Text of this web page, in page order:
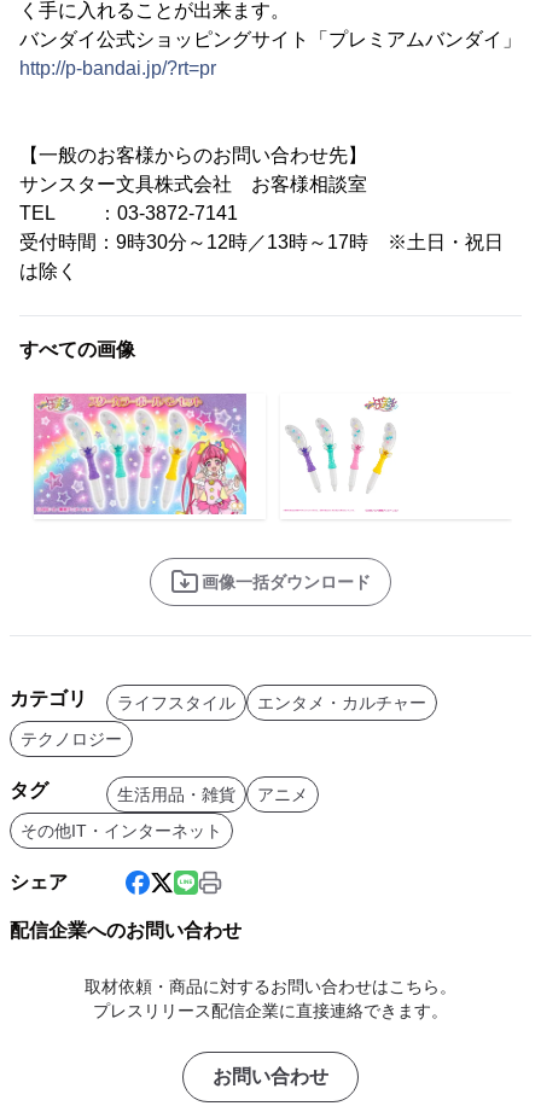
く手に入れることが出来ます。
バンダイ公式ショッピングサイト「プレミアムバンダイ」
http://p-bandai.jp/?rt=pr
【一般のお客様からのお問い合わせ先】
サンスター文具株式会社 お客様相談室
TEL ：03-3872-7141
受付時間：9時30分～12時／13時～17時 ※土日・祝日
は除く
すべての画像
画像一括ダウンロード
カテゴリ ライフスタイル
エンタメ・カルチャー
テクノロジー
タグ 生活用品・雑貨
アニメ
その他IT・インターネット
シェア
配信企業へのお問い合わせ
取材依頼・商品に対するお問い合わせはこちら。
プレスリリース配信企業に直接連絡できます。
お問い合わせ